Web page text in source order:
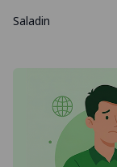
Saladin